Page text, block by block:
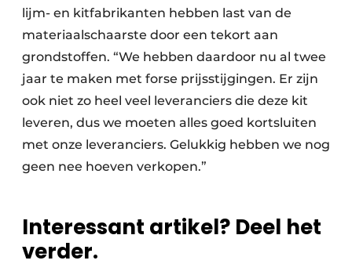
lijm- en kitfabrikanten hebben last van de
materiaalschaarste door een tekort aan
grondstoffen. “We hebben daardoor nu al twee
jaar te maken met forse prijsstijgingen. Er zijn
ook niet zo heel veel leveranciers die deze kit
leveren, dus we moeten alles goed kortsluiten
met onze leveranciers. Gelukkig hebben we nog
geen nee hoeven verkopen.”
Interessant artikel? Deel het
verder.